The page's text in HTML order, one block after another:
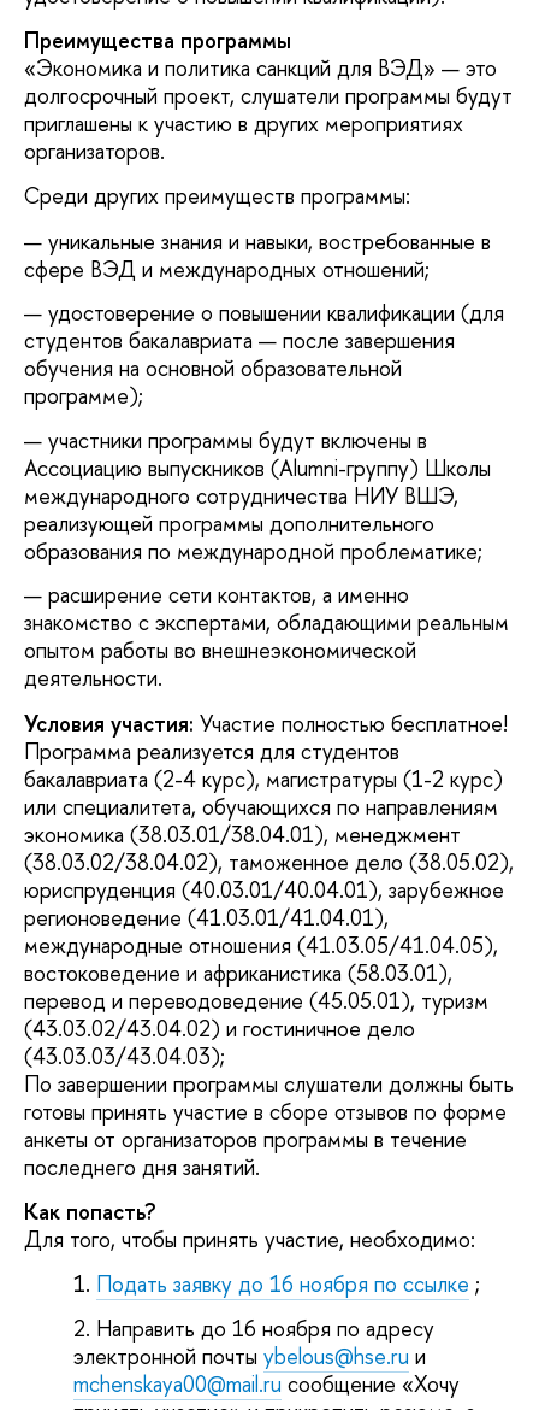
Преимущества программы
«Экономика и политика санкций для ВЭД» — это
долгосрочный проект, слушатели программы будут
приглашены к участию в других мероприятиях
организаторов.
Среди других преимуществ программы:
уникальные знания и навыки, востребованные в
сфере ВЭД и международных отношений;
удостоверение о повышении квалификации (для
студентов бакалавриата — после завершения
обучения на основной образовательной
программе);
участники программы будут включены в
Ассоциацию выпускников (Alumni-группу) Школы
международного сотрудничества НИУ ВШЭ,
реализующей программы дополнительного
образования по международной проблематике;
расширение сети контактов, а именно
знакомство с экспертами, обладающими реальным
опытом работы во внешнеэкономической
деятельности.
Условия участия: Участие полностью бесплатное!
Программа реализуется для студентов
бакалавриата (2-4 курс), магистратуры (1-2 курс)
или специалитета, обучающихся по направлениям
экономика (38.03.01/38.04.01), менеджмент
(38.03.02/38.04.02), таможенное дело (38.05.02),
юриспруденция (40.03.01/40.04.01), зарубежное
регионоведение (41.03.01/41.04.01),
международные отношения (41.03.05/41.04.05),
востоковедение и африканистика (58.03.01),
перевод и переводоведение (45.05.01), туризм
(43.03.02/43.04.02) и гостиничное дело
(43.03.03/43.04.03);
По завершении программы слушатели должны быть
готовы принять участие в сборе отзывов по форме
анкеты от организаторов программы в течение
последнего дня занятий.
Как попасть?
Для того, чтобы принять участие, необходимо:
Подать заявку до 16 ноября по ссылке ;
Направить до 16 ноября по адресу
электронной почтыybelous@hse.ru и
mchenskaya00@mail.ru сообщение «Хочу